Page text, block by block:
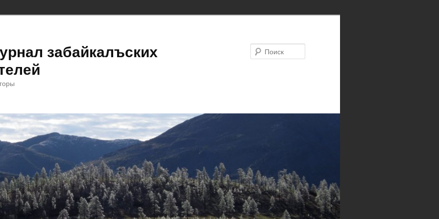
забайкалъских